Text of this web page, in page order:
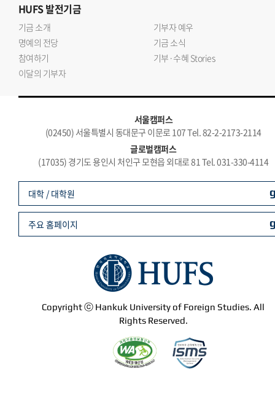
HUFS발전기금
기금 소개
기부자 예우
명예의 전당
기금 소식
참여하기
기부·수혜 Stories
이달의 기부자
서울캠퍼스
(02450) 서울특별시 동대문구 이문로 107 Tel. 82-2-2173-2114
글로벌캠퍼스
(17035) 경기도 용인시 처인구 모현읍 외대로 81 Tel. 031-330-4114
Copyright ⓒ Hankuk University of Foreign Studies. All
Rights Reserved.
대학 / 대학원
주요 홈페이지